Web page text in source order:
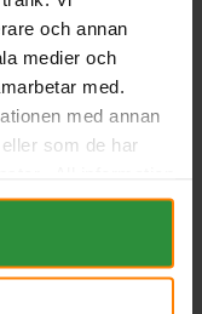
och annan
medier och
med.
med annan
som de har
vår Cookie sida